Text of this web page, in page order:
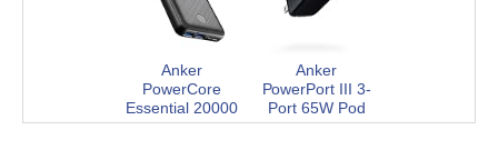
Anker
PowerCore
Essential 20000
Anker
PowerPort III 3-
Port 65W Pod